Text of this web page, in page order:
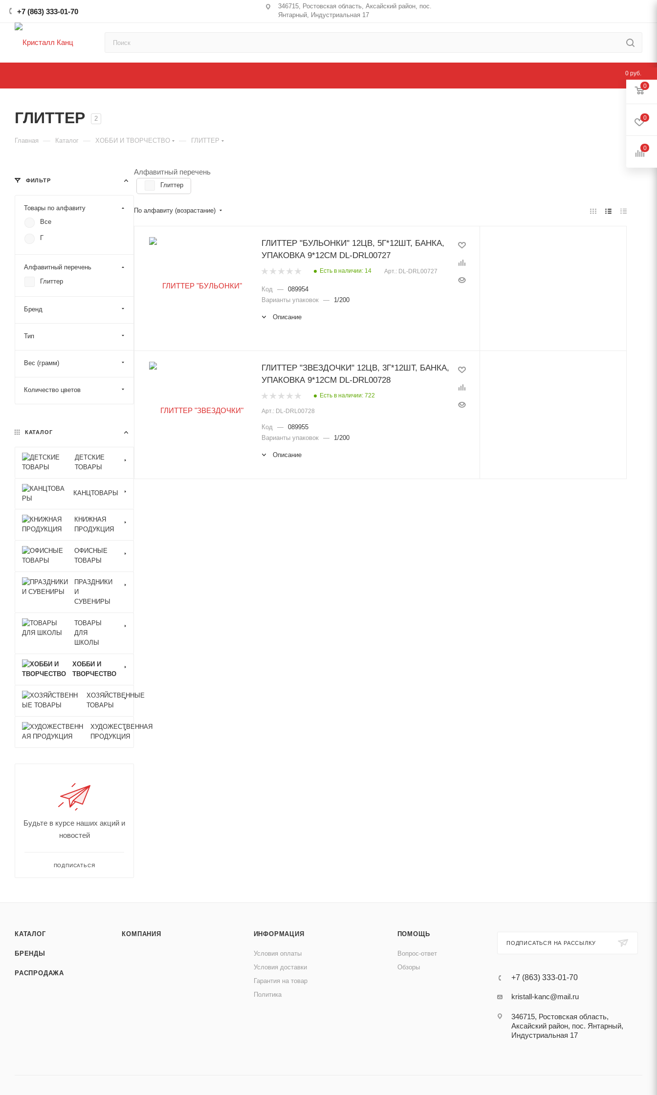
+7 (863) 333-01-70
346715, Ростовская область​, Аксайский район, пос.
Янтарный, Индустриальная 17
ГЛИТТЕР 2
Главная — Каталог — ХОББИ И ТВОРЧЕСТВО — ГЛИТТЕР
Алфавитный перечень
Глиттер
По алфавиту (возрастание)
ГЛИТТЕР "БУЛЬОНКИ" 12ЦВ, 5Г*12ШТ, БАНКА,
УПАКОВКА 9*12СМ DL-DRL00727
Есть в наличии: 14 Арт.: DL-DRL00727
Код — 089954
Варианты упаковок — 1/200
Описание
ГЛИТТЕР "ЗВЕЗДОЧКИ" 12ЦВ, 3Г*12ШТ, БАНКА,
УПАКОВКА 9*12СМ DL-DRL00728
Есть в наличии: 722
Арт.: DL-DRL00728
Код — 089955
Варианты упаковок — 1/200
Описание
ФИЛЬТР
Товары по алфавиту
Все
Г
Алфавитный перечень
Глиттер
Бренд
Тип
Вес (грамм)
Количество цветов
КАТАЛОГ
ДЕТСКИЕ
ТОВАРЫ
КАНЦТОВАРЫ
КНИЖНАЯ
ПРОДУКЦИЯ
ОФИСНЫЕ
ТОВАРЫ
ПРАЗДНИКИ
И
СУВЕНИРЫ
ТОВАРЫ
ДЛЯ
ШКОЛЫ
ХОББИ И
ТВОРЧЕСТВО
ХОЗЯЙСТВЕННЫЕ
ТОВАРЫ
ХУДОЖЕСТВЕННАЯ
ПРОДУКЦИЯ
Будьте в курсе наших акций и
новостей
ПОДПИСАТЬСЯ
КАТАЛОГ
БРЕНДЫ
РАСПРОДАЖА
КОМПАНИЯ ИНФОРМАЦИЯ
Условия оплаты
Условия доставки
Гарантия на товар
Политика
ПОМОЩЬ
Вопрос-ответ
Обзоры
ПОДПИСАТЬСЯ НА РАССЫЛКУ
+7 (863) 333-01-70
kristall-kanc@mail.ru
346715, Ростовская область​,
Аксайский район, пос. Янтарный,
Индустриальная 17
0
0
0
0 руб.